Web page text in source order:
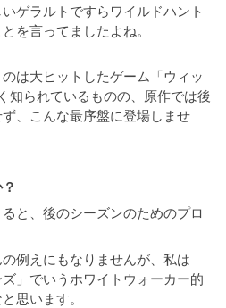
ゲラルトですらワイルドハント
を言ってましたよね。
は大ヒットしたゲーム「ウィッ
知られているものの、原作では後
、こんな最序盤に登場しませ
と、後のシーズンのためのプロ
例えにもなりませんが、私は
」でいうホワイトウォーカー的
思います。